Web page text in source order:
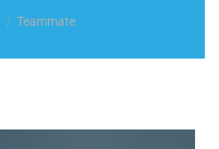
Teammate